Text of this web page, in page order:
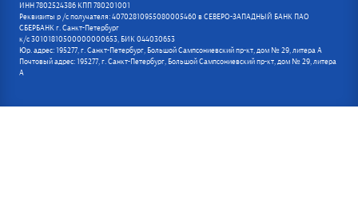
ИНН 7802524386 КПП 780201001
Реквизиты р /с получателя: 40702810955080005460 в СЕВЕРО-ЗАПАДНЫЙ БАНК ПАО
СБЕРБАНК г. Санкт-Петербург
к/с 30101810500000000653, БИК 044030653
Юр. адрес: 195277, г. Санкт-Петербург, Большой Сампсониевский пр-кт, дом № 29, литера А
Почтовый адрес: 195277, г. Санкт-Петербург, Большой Сампсониевский пр-кт, дом № 29, литера
А